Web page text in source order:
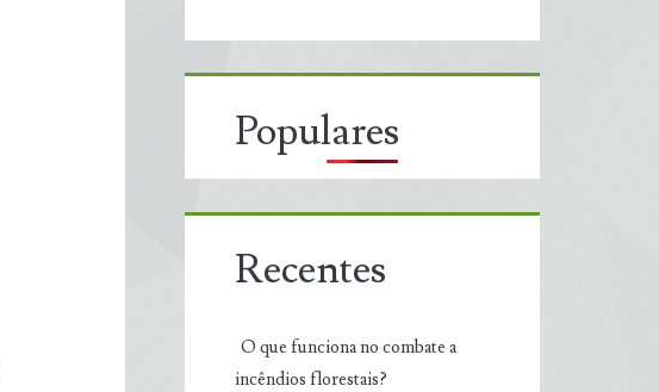
Populares
Recentes
O que funciona no combate a
incêndios florestais?